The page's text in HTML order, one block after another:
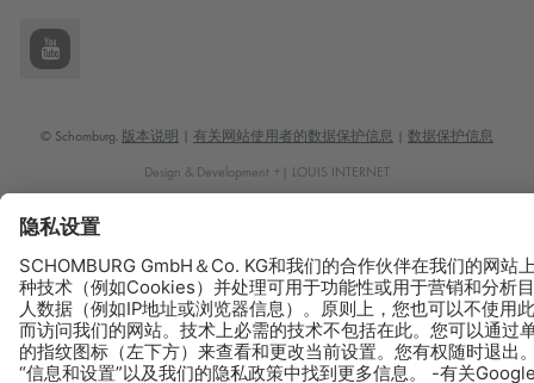
© Schomburg. 版本说明 有关网站使用者的数据保护信息 数据保护信息
Design & Development +| LOUIS INTERNET